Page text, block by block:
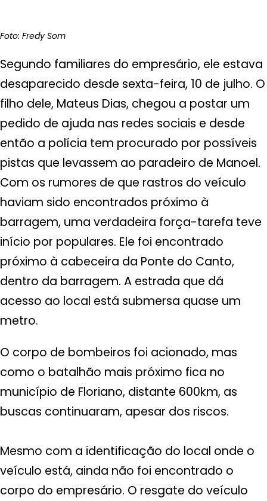
Foto: Fredy Som
Segundo familiares do empresário, ele estava
desaparecido desde sexta-feira, 10 de julho. O
filho dele, Mateus Dias, chegou a postar um
pedido de ajuda nas redes sociais e desde
então a polícia tem procurado por possíveis
pistas que levassem ao paradeiro de Manoel.
Com os rumores de que rastros do veículo
haviam sido encontrados próximo à
barragem, uma verdadeira força-tarefa teve
início por populares. Ele foi encontrado
próximo à cabeceira da Ponte do Canto,
dentro da barragem. A estrada que dá
acesso ao local está submersa quase um
metro.
O corpo de bombeiros foi acionado, mas
como o batalhão mais próximo fica no
município de Floriano, distante 600km, as
buscas continuaram, apesar dos riscos.
Mesmo com a identificação do local onde o
veículo está, ainda não foi encontrado o
corpo do empresário. O resgate do veículo